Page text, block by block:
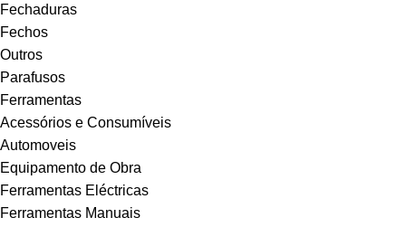
Fechaduras
Fechos
Outros
Parafusos
Ferramentas
Acessórios e Consumíveis
Automoveis
Equipamento de Obra
Ferramentas Eléctricas
Ferramentas Manuais